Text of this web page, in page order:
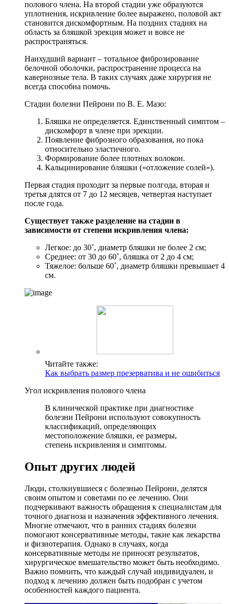
полового члена. На второй стадии уже образуются
уплотнения, искривление более выражено, половой акт
становится дискомфортным. На поздних стадиях на
область за бляшкой эрекция может и вовсе не
распространяться.
Наихудший вариант – тотальное фиброзирование
белочной оболочки, распространение процесса на
кавернозные тела. В таких случаях даже хирургия не
всегда способна помочь.
Стадии болезни Пейрони по В. Е. Мазо:
Бляшка не определяется. Единственный симптом –
дискомфорт в члене при эрекции.
Появление фиброзного образования, но пока
относительно эластичного.
Формирование более плотных волокон.
Кальцинирование бляшки («отложение солей»).
Первая стадия проходит за первые полгода, вторая и
третья длятся от 7 до 12 месяцев, четвертая наступает
после года.
Существует также разделение на стадии в
зависимости от степени искривления члена:
Легкое: до 30˚, диаметр бляшки не более 2 см;
Среднее: от 30 до 60˚, бляшка от 2 до 4 см;
Тяжелое: больше 60˚, диаметр бляшки превышает 4
см.
Читайте также:
Как выбрать размер презерватива и не ошибиться
Угол искривления полового члена
В клинической практике при диагностике
болезни Пейрони используют совокупность
классификаций, определяющих
местоположение бляшки, ее размеры,
степень искривления и симптомы.
Опыт других людей
Люди, столкнувшиеся с болезнью Пейрони, делятся
своим опытом и советами по ее лечению. Они
подчеркивают важность обращения к специалистам для
точного диагноза и назначения эффективного лечения.
Многие отмечают, что в ранних стадиях болезни
помогают консервативные методы, такие как лекарства
и физиотерапия. Однако в случаях, когда
консервативные методы не приносят результатов,
хирургическое вмешательство может быть необходимо.
Важно помнить, что каждый случай индивидуален, и
подход к лечению должен быть подобран с учетом
особенностей каждого пациента.